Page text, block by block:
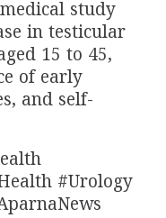
study
in testicular
15 to 45,
of early
and self-
#Urology